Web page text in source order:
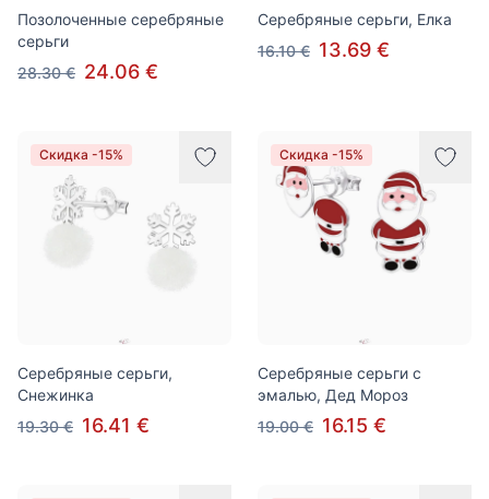
Позолоченные серебряные
серьги
28.30 € 24.06 €
Серебряные серьги, Елка
16.10 € 13.69 €
Скидка -15%
Серебряные серьги,
Снежинка
19.30 € 16.41 €
Скидка -15%
Серебряные серьги с
эмалью, Дед Мороз
19.00 € 16.15 €